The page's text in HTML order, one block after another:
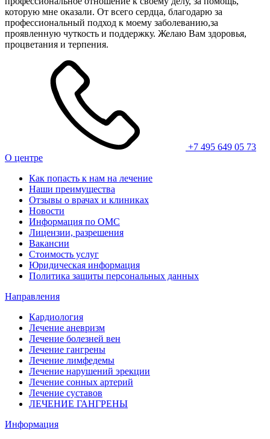
которую мне оказали. От всего сердца, благодарю за
профессиональный подход к моему заболеванию,за
проявленную чуткость и поддержку. Желаю Вам здоровья,
процветания и терпения.
+7 495 649 05 73
О центре
Как попасть к нам на лечение
Наши преимущества
Отзывы о врачах и клиниках
Новости
Информация по ОМС
Лицензии, разрешения
Вакансии
Стоимость услуг
Юридическая информация
Политика защиты персональных данных
Направления
Кардиология
Лечение аневризм
Лечение болезней вен
Лечение гангрены
Лечение лимфедемы
Лечение нарушений эрекции
Лечение сонных артерий
Лечение суставов
ЛЕЧЕНИЕ ГАНГРЕНЫ
Информация